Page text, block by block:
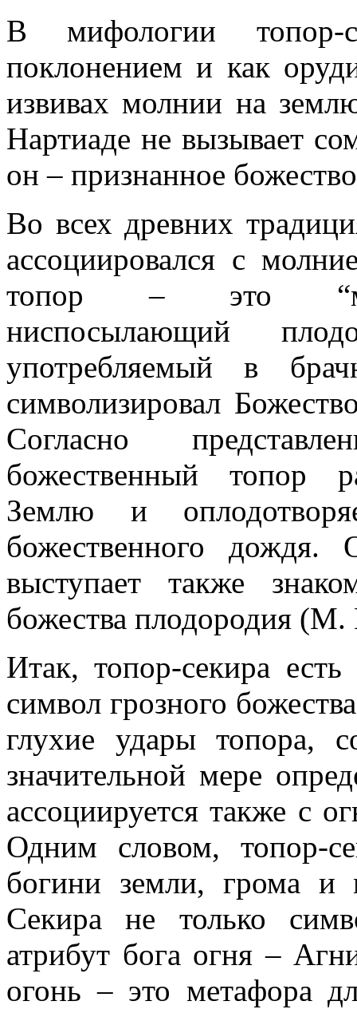
В мифологии топор-
поклонением и как
извивах молнии на
Нартиаде не вызывает
он – признанное
Во всех древних
ассоциировался с
топор – это
ниспосылающий
употребляемый в
символизировал
Согласно
божественный топор
Землю и
божественного дождя.
выступает также
божества плодородия
Итак, топор-секира
символ грозного
глухие удары топора,
значительной мере
ассоциируется также с
Одним словом, топор-
богини земли, грома и
Секира не только
атрибут бога огня –
огонь – это метафора